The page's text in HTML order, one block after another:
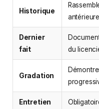
Historique
Dernier
fait
du
Gradation
Entretien